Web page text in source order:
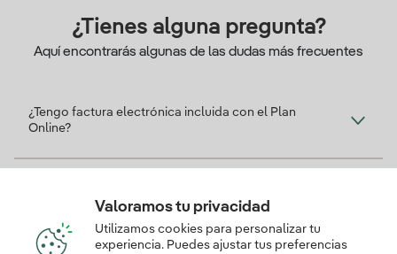
¿Tienes alguna pregunta?
Aquí encontrarás algunas de las dudas más frecuentes
¿Tengo factura electrónica incluida con el Plan
Online?
Plan Online?Valoramos tu privacidad
Utilizamos cookies para personalizar tu
experiencia. Puedes ajustar tus preferencias